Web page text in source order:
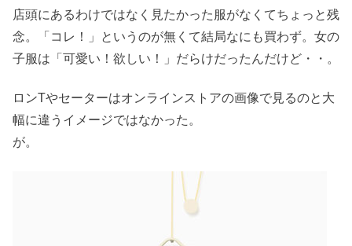
店頭にあるわけではなく見たかった服がなくてちょっと残
念。「コレ！」というのが無くて結局なにも買わず。女の
子服は「可愛い！欲しい！」だらけだったんだけど・・。
ロンTやセーターはオンラインストアの画像で見るのと大
幅に違うイメージではなかった。
が。